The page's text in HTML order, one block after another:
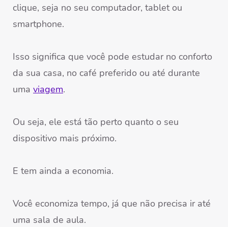
clique, seja no seu computador, tablet ou
smartphone.
Isso significa que você pode estudar no conforto
da sua casa, no café preferido ou até durante
uma viagem.
Ou seja, ele está tão perto quanto o seu
dispositivo mais próximo.
E tem ainda a economia.
Você economiza tempo, já que não precisa ir até
uma sala de aula.